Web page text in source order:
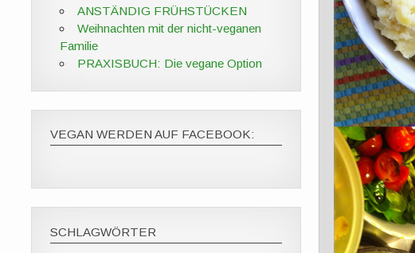
ANSTÄNDIG FRÜHSTÜCKEN
Weihnachten mit der nicht-veganen
Familie
PRAXISBUCH: Die vegane Option
VEGAN WERDEN AUF FACEBOOK:
SCHLAGWÖRTER